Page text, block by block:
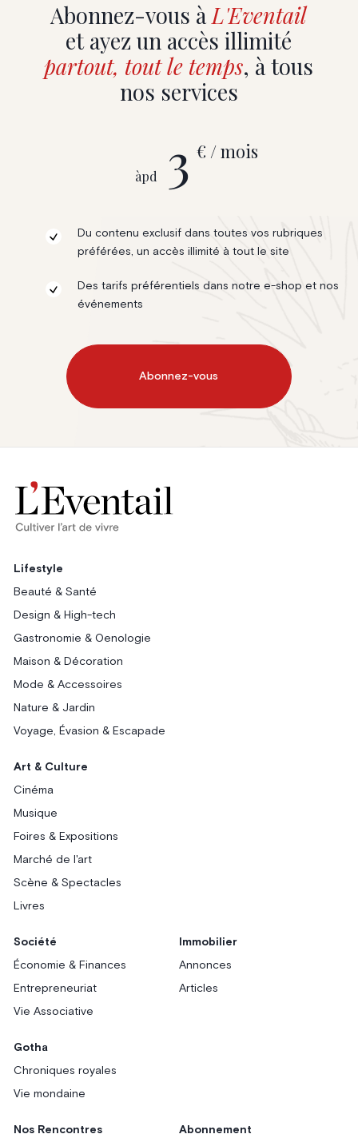
Abonnez-vous àL'Eventail
et ayez un accès illimité
partout, tout le temps, à tous
nos services
àpd 3 € / mois
Du contenu exclusif dans toutes vos rubriques
préférées, un accès illimité à tout le site
Des tarifs préférentiels dans notre e-shop et nos
événements
Abonnez-vous
Lifestyle
Beauté & Santé
Design & High-tech
Gastronomie & Oenologie
Maison & Décoration
Mode & Accessoires
Nature & Jardin
Voyage, Évasion & Escapade
Art & Culture
Cinéma
Musique
Foires & Expositions
Marché de l'art
Scène & Spectacles
Livres
Société
Économie & Finances
Entrepreneuriat
Vie Associative
Immobilier
Annonces
Articles
Gotha
Chroniques royales
Vie mondaine
Nos Rencontres Abonnement